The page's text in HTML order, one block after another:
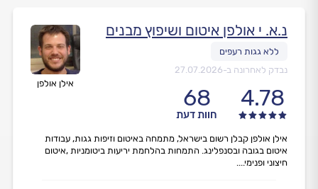
אילן אולפן
נ.א. י אולפן איטום ושיפוץ מבנים
נבדק לאחרונה ב-27.07.2026
4.78
68
חוות דעת
אילן אולפן קבלן רשום בישראל, מתמחה באיטום וזיפות גגות, עבודות
איטום בגובה ובסנפלינג. התמחות בהלחמת יריעות ביטומניות ,איטום
חיצוני ופנימי....